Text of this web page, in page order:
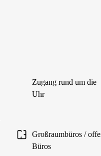
Zugang rund um die
Uhr
Großraumbüros /
Büros